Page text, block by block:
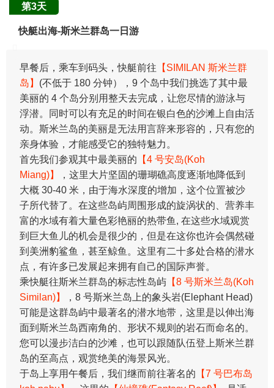
第3天
快艇出海-斯米兰群岛一日游
早餐后，乘车到码头，快艇前往 【SIMILAN 斯米兰群
岛】 (不低于 180 分钟），9 个岛中我们挑选了其中最
美丽的 4 个岛分别用整天去完成，让您尽情的游泳与
浮潜。同时可以有充足的时间在银白色的沙滩上自由活
动。斯米兰岛的美丽是无法用言辞来形容的，只有您的
亲身体验，才能感受它的独特魅力。
首先我们参观其中最美丽的 【4 号安岛(Koh
Miang)】
，这里大片坚固的珊瑚礁高度逐渐地降低到
大概 30-40 米，由于海水深度的增加，这个位置被沙
子所代替了。在这些岛屿周围形成的旋涡状的、营养丰
富的水域有着大量色彩艳丽的热带鱼, 在这些水域观赏
到巨大鱼儿的机会是很少的，但是在这你也许会偶然碰
到美洲豹鲨鱼，甚至鲸鱼。这里有二十多处合格的潜水
点，有许多已发展起来拥有自己的国际声誉。
乘快艇往斯米兰群岛的标志性岛屿 【8 号斯米兰岛(Koh
Similan)】
，8 号斯米兰岛上的象头岩(Elephant Head)
可能是这群岛屿中最著名的潜水地带，这里是以伸出海
面到斯米兰岛西南角的、形状不规则的岩石而命名的。
您可以漫步洁白的沙滩，也可以跟随队伍登上斯米兰群
岛的至高点，观赏绝美的海景风光。
于岛上享用午餐后，我们继而前往著名的 【7 号巴布岛